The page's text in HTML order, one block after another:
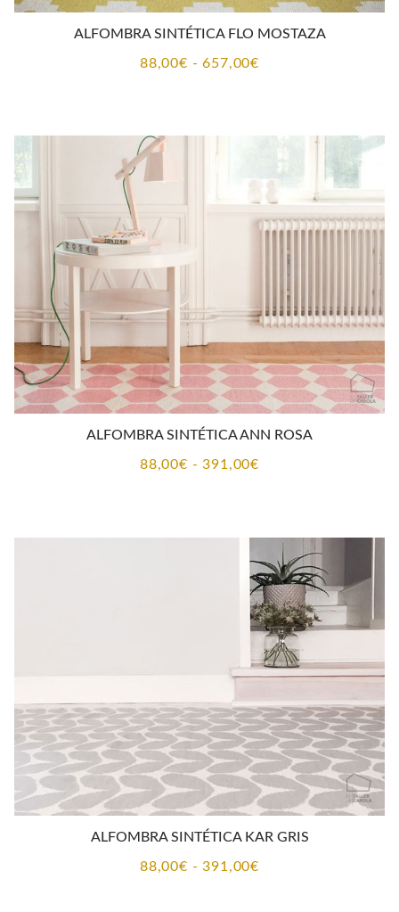
ALFOMBRA SINTÉTICA FLO MOSTAZA
88,00€ - 657,00€Rango
desde
88,00€
ALFOMBRA SINTÉTICA ANN ROSA
88,00€ - 391,00€Rango
desde
88,00€
hasta
391,00€
ALFOMBRA SINTÉTICA KAR GRIS
88,00€ - 391,00€Rango